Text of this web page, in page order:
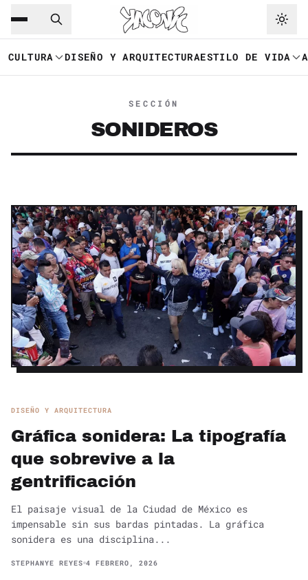
Saltar al contenido principal
CULTURA DISEÑO Y ARQUITECTURAESTILO DE VIDA
SECCIÓN
SONIDEROS
DISEÑO Y ARQUITECTURA
Gráfica sonidera: La tipografía
que sobrevive a la
gentrificación
El paisaje visual de la Ciudad de México es
impensable sin sus bardas pintadas. La gráfica
sonidera es una disciplina...
STEPHANYE REYES 4 FEBRERO, 2026